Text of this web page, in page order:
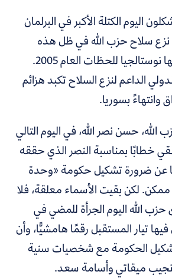
اليوم الكتلة الأكبر في البرلمان
نزع سلاح حزب الله في ظل هذه
الظروف لا تعدو كونها نوستالجيا للحظات العام 2005.
الداعم لنزع السلاح تكبد هزائم
وانتهاءً بسوريا.
الله، حسن نصر الله، في اليوم التالي
خطابًا بمناسبة النصر الذي حققه
عن ضرورة تشكيل حكومة «وحدة
لكن بقيت الأسماء معلقة، فلا
الله اليوم الجرأة للمضي في
تيار المستقبل رقمًا هامشيًّا، وأن
الحكومة مع شخصيات سنية
ميقاتي وأسامة سعد.